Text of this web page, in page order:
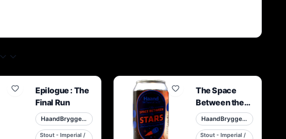
Epilogue : The
Final Run
HaandBryggeriet
Stout - Imperial /
The Space
Between the
Stars
HaandBryggeriet
Stout - Imperial /